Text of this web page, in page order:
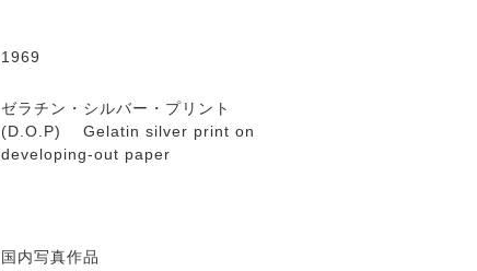
1969
ゼラチン・シルバー・プリント
(D.O.P) Gelatin silver print on
developing-out paper
国内写真作品